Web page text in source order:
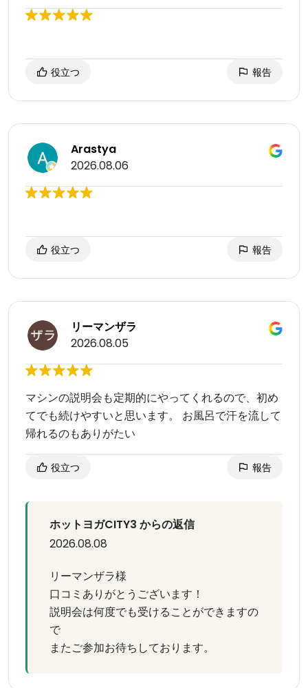
役立つ 報告
Arastya
2026.08.06
役立つ 報告
リーマンザラ
2026.08.05
マシンの説明会も定期的にやってくれるので、初め
てでも続けやすいと思います。 お風呂で汗を流して
帰れるのもありがたい
役立つ 報告
ホットヨガCITY3 からの返信
2026.08.08
リーマンザラ様
口コミありがとうございます！
説明会は何度でも受けることができますの
で
またご参加お待ちしております。